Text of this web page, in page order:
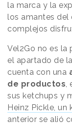
la marca y la
los amantes del
complejos
Vel2Go no es la
el apartado de
cuenta con una
de productos,
sus ketchups y
Heinz Pickle,
anterior se alió